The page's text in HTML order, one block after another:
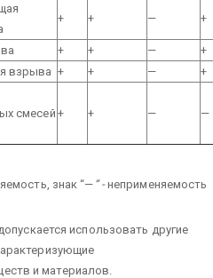
+ + — +
+ + —
+
взрыва + + —
+
смесей + + — —
знак “— ” -неприменяемость
использовать другие
и материалов.